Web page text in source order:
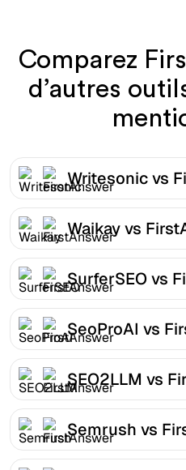
Comparez
d’autres
Writesonic vs
Waikay vs
SurferSEO vs
SeoProAI vs
SEO2LLM vs
Semrush vs